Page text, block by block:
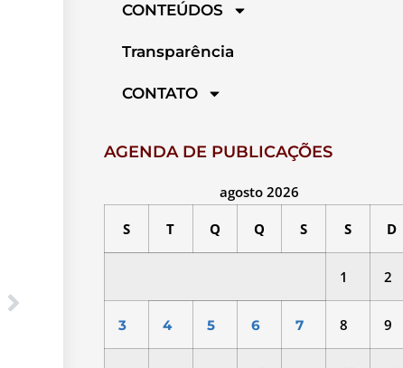
CONTEÚDOS
Transparência
CONTATO
AGENDA DE PUBLICAÇÕES
agosto 2026
S T Q Q S S D
1 2
3 4 5 6 7 8 9